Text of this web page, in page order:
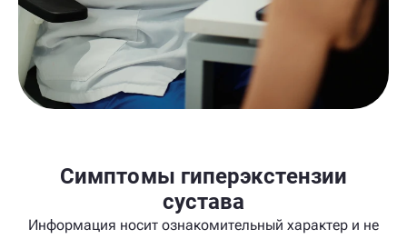
Симптомы гиперэкстензии
сустава
Информация носит ознакомительный характер и не